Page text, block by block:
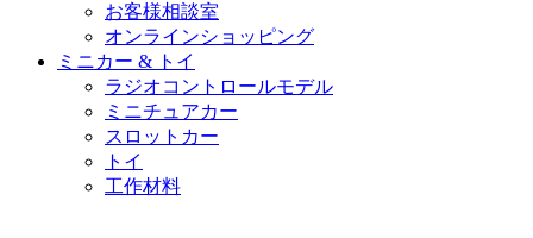
お客様相談室
オンラインショッピング
ミニカー & トイ
ラジオコントロールモデル
ミニチュアカー
スロットカー
トイ
工作材料